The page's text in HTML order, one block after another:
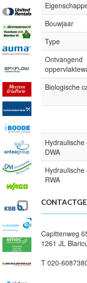
Bouwjaar
Type
Ontvangend
Biologische
DWA
RWA
Capittenweg
1261 JL
T 020-